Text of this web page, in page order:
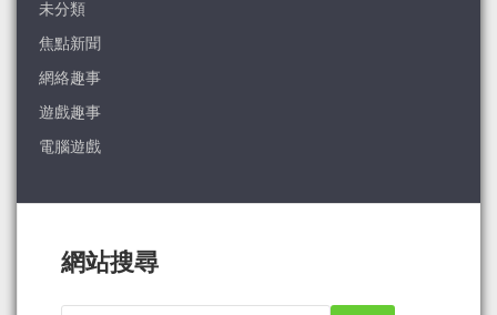
未分類
焦點新聞
網絡趣事
遊戲趣事
電腦遊戲
網站搜尋